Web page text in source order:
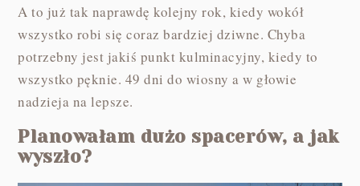
A to już tak naprawdę kolejny rok, kiedy wokół
wszystko robi się coraz bardziej dziwne. Chyba
potrzebny jest jakiś punkt kulminacyjny, kiedy to
wszystko pęknie. 49 dni do wiosny a w głowie
nadzieja na lepsze.
Planowałam dużo spacerów, a jak
wyszło?